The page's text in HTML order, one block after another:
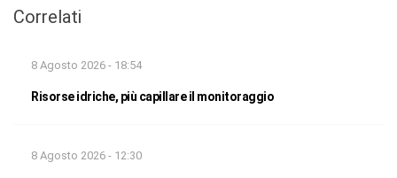
Correlati
8 Agosto 2026 - 18:54
Risorse idriche, più capillare il monitoraggio
8 Agosto 2026 - 12:30